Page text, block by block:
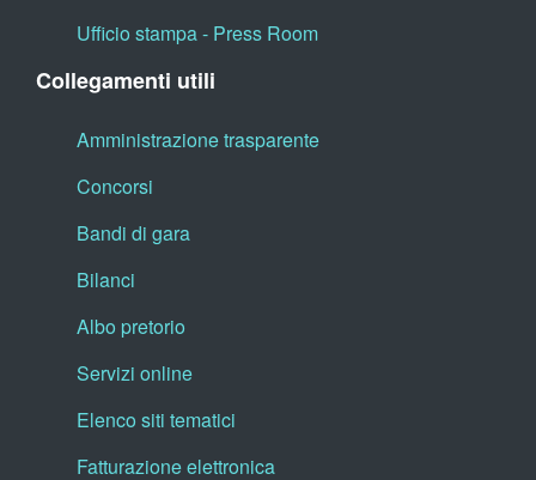
Ufficio stampa - Press Room
Collegamenti utili
Amministrazione trasparente
Concorsi
Bandi di gara
Bilanci
Albo pretorio
Servizi online
Elenco siti tematici
Fatturazione elettronica